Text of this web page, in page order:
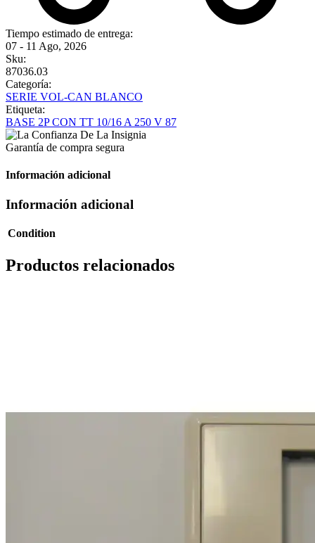
Tiempo estimado de entrega:
07 - 11 Ago, 2026
Sku:
87036.03
Categoría:
SERIE VOL-CAN BLANCO
Etiqueta:
BASE 2P CON TT 10/16 A 250 V 87
Garantía de compra segura
Información adicional
Información adicional
Condition
Productos relacionados